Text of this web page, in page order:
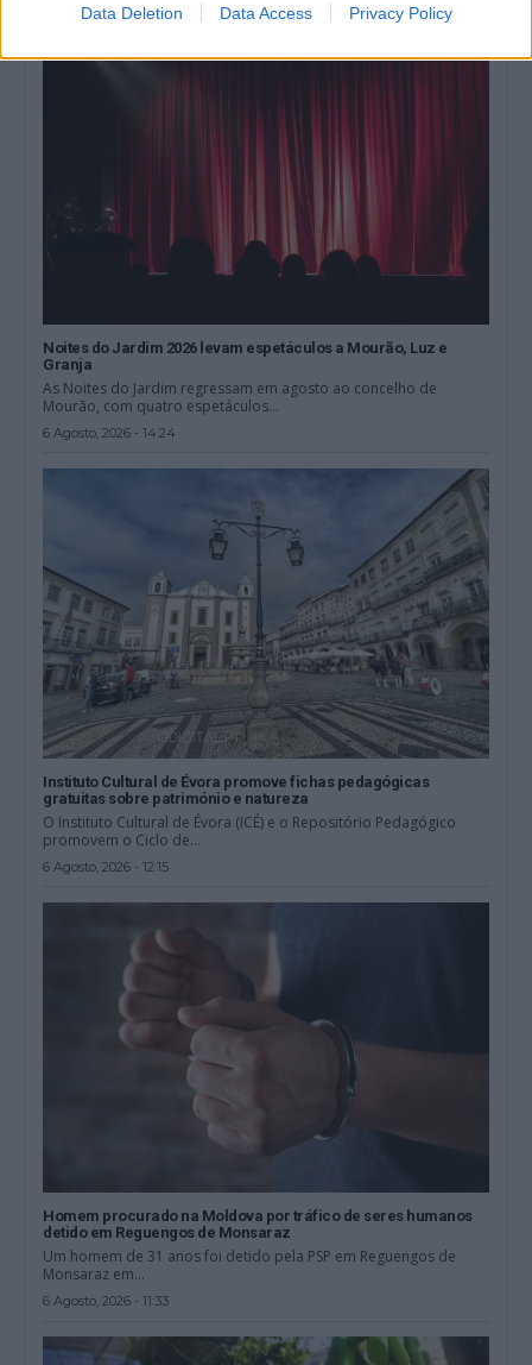
Data Deletion Data Access Privacy Policy
Noites do Jardim 2026 levam espetáculos a Mourão, Luz e
Granja
As Noites do Jardim regressam em agosto ao concelho de
Mourão, com quatro espetáculos...
6 Agosto, 2026 - 14:24
Instituto Cultural de Évora promove fichas pedagógicas
gratuitas sobre património e natureza
O Instituto Cultural de Évora (ICÉ) e o Repositório Pedagógico
promovem o Ciclo de...
6 Agosto, 2026 - 12:15
Homem procurado na Moldova por tráfico de seres humanos
detido em Reguengos de Monsaraz
Um homem de 31 anos foi detido pela PSP em Reguengos de
Monsaraz em...
6 Agosto, 2026 - 11:33